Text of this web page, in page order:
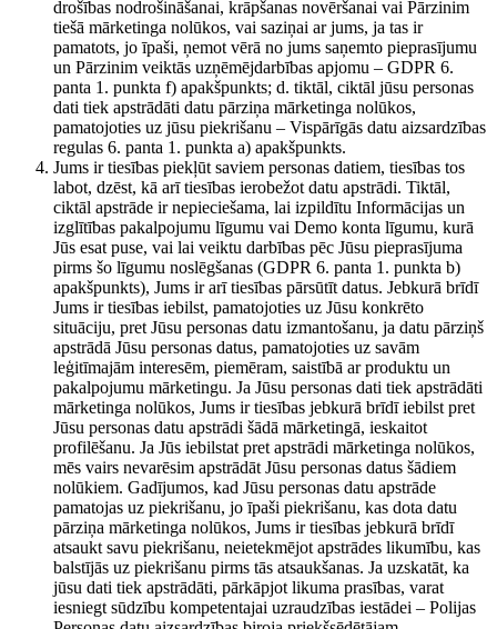
drošības nodrošināšanai, krāpšanas novēršanai vai Pārzinim
tiešā mārketinga nolūkos, vai saziņai ar jums, ja tas ir
pamatots, jo īpaši, ņemot vērā no jums saņemto pieprasījumu
un Pārzinim veiktās uzņēmējdarbības apjomu – GDPR 6.
panta 1. punkta f) apakšpunkts; d. tiktāl, ciktāl jūsu personas
dati tiek apstrādāti datu pārziņa mārketinga nolūkos,
pamatojoties uz jūsu piekrišanu – Vispārīgās datu aizsardzības
regulas 6. panta 1. punkta a) apakšpunkts.
Jums ir tiesības piekļūt saviem personas datiem, tiesības tos
labot, dzēst, kā arī tiesības ierobežot datu apstrādi. Tiktāl,
ciktāl apstrāde ir nepieciešama, lai izpildītu Informācijas un
izglītības pakalpojumu līgumu vai Demo konta līgumu, kurā
Jūs esat puse, vai lai veiktu darbības pēc Jūsu pieprasījuma
pirms šo līgumu noslēgšanas (GDPR 6. panta 1. punkta b)
apakšpunkts), Jums ir arī tiesības pārsūtīt datus. Jebkurā brīdī
Jums ir tiesības iebilst, pamatojoties uz Jūsu konkrēto
situāciju, pret Jūsu personas datu izmantošanu, ja datu pārziņš
apstrādā Jūsu personas datus, pamatojoties uz savām
leģitīmajām interesēm, piemēram, saistībā ar produktu un
pakalpojumu mārketingu. Ja Jūsu personas dati tiek apstrādāti
mārketinga nolūkos, Jums ir tiesības jebkurā brīdī iebilst pret
Jūsu personas datu apstrādi šādā mārketingā, ieskaitot
profilēšanu. Ja Jūs iebilstat pret apstrādi mārketinga nolūkos,
mēs vairs nevarēsim apstrādāt Jūsu personas datus šādiem
nolūkiem. Gadījumos, kad Jūsu personas datu apstrāde
pamatojas uz piekrišanu, jo īpaši piekrišanu, kas dota datu
pārziņa mārketinga nolūkos, Jums ir tiesības jebkurā brīdī
atsaukt savu piekrišanu, neietekmējot apstrādes likumību, kas
balstījās uz piekrišanu pirms tās atsaukšanas. Ja uzskatāt, ka
jūsu dati tiek apstrādāti, pārkāpjot likuma prasības, varat
iesniegt sūdzību kompetentajai uzraudzības iestādei – Polijas